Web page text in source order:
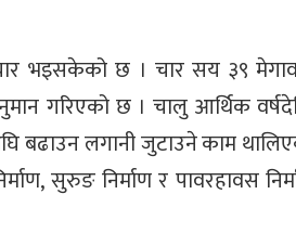
भइसकेको छ । चार सय ३९
गरिएको छ । चालु आर्थिक
लगानी जुटाउने काम
सुरुङ निर्माण र पावरहावस